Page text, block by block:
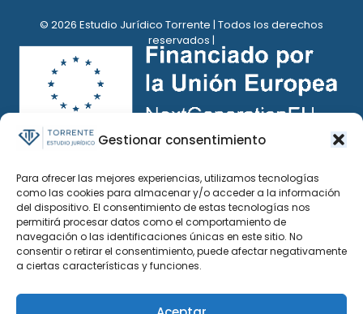
Gestionar consentimiento
Para ofrecer las mejores experiencias, utilizamos tecnologías
como las cookies para almacenar y/o acceder a la información
del dispositivo. El consentimiento de estas tecnologías nos
permitirá procesar datos como el comportamiento de
navegación o las identificaciones únicas en este sitio. No
consentir o retirar el consentimiento, puede afectar negativamente
a ciertas características y funciones.
© 2026 Estudio Jurídico Torrente | Todos los derechos
reservados |